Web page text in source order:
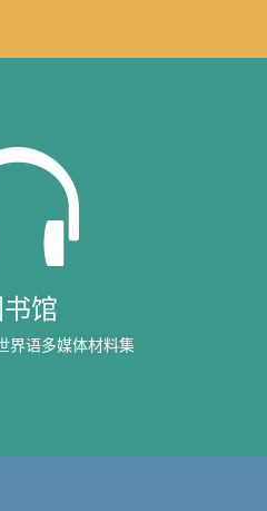
馆
界语多媒体材料集